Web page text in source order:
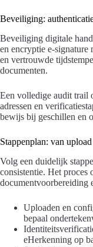
Beveiliging:
Beveiliging digitale
en encryptie e-
en vertrouwde
documenten.
Een volledige audit trail
adressen en
bewijs bij geschillen en
Stappenplan: van
Volg een duidelijk
consistentie. Het proces
documentvoorbereiding
Uploaden en
bepaal
eHerkenning op